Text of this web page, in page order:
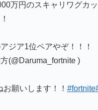
万円のスキャリワグカ
ジア1位ペアやぞ！！！
(@Daruma_fortnite )
お願いします！！ #fortnite